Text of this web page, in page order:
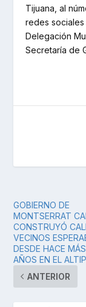
Tijuana, al
redes sociales
Delegación
Secretaría de
GOBIERNO DE
MONTSERRAT
CONSTRUYÓ
VECINOS
DESDE HACE
AÑOS EN EL
ANTERIOR